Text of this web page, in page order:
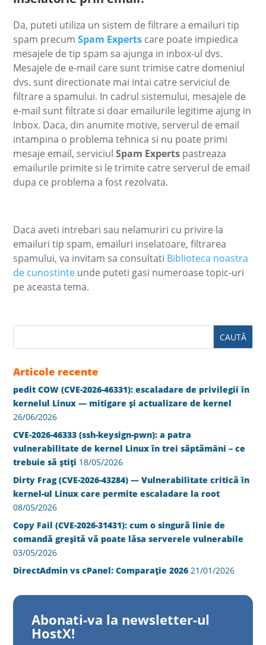
Da, puteti utiliza un sistem de filtrare a emailuri tip
spam precumSpam Experts care poate impiedica
mesajele de tip spam sa ajunga in inbox-ul dvs.
Mesajele de e-mail care sunt trimise catre domeniul
dvs. sunt directionate mai intai catre serviciul de
filtrare a spamului. In cadrul sistemului, mesajele de
e-mail sunt filtrate si doar emailurile legitime ajung in
Inbox. Daca, din anumite motive, serverul de email
intampina o problema tehnica si nu poate primi
mesaje email, serviciulSpam Experts pastreaza
emailurile primite si le trimite catre serverul de email
dupa ce problema a fost rezolvata.
Daca aveti intrebari sau nelamuriri cu privire la
emailuri tip spam, emailuri inselatoare, filtrarea
spamului, va invitam sa consultati Biblioteca noastra
de cunostinte unde puteti gasi numeroase topic-uri
pe aceasta tema.
Articole recente
pedit COW (CVE-2026-46331): escaladare de privilegii în
kernelul Linux — mitigare și actualizare de kernel
26/06/2026
CVE-2026-46333 (ssh-keysign-pwn): a patra
vulnerabilitate de kernel Linux în trei săptămâni – ce
trebuie să știți 18/05/2026
Dirty Frag (CVE-2026-43284) — Vulnerabilitate critică în
kernel-ul Linux care permite escaladare la root
08/05/2026
Copy Fail (CVE-2026-31431): cum o singură linie de
comandă greșită vă poate lăsa serverele vulnerabile
03/05/2026
DirectAdmin vs cPanel: Comparație 2026 21/01/2026
Abonati-va la newsletter-ul
HostX!